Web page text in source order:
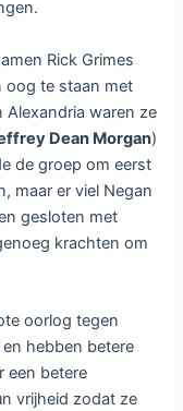
Rick Grimes
oog te staan met
waren ze
Dean Morgan)
de groep om eerst
maar er viel Negan
gesloten met
krachten om
oorlog tegen
hebben betere
een betere
vrijheid zodat ze